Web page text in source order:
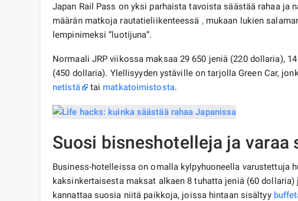
Japan Rail Pass on yksi parhaista tavoista säästää rahaa ja
määrän matkoja rautatieliikenteessä ,mukaan lukien
lempinimeksi ”luotijuna”.
Normaali JRP viikossa maksaa 29 650 jeniä (220 dollaria),
(450 dollaria). Ylellisyyden ystäville on tarjolla Green Car,
netistä
tai matkatoimistosta.
Suosi bisneshotelleja ja varaa
Business-hotelleissa on omalla kylpyhuoneella varustettuja
kaksinkertaisesta maksat alkaen 8 tuhatta jeniä (60
kannattaa suosia niitä paikkoja, joissa hintaan sisältyy